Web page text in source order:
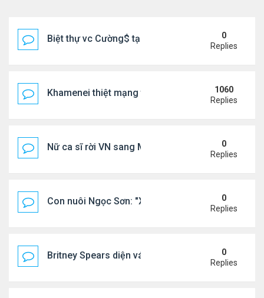
Biệt thự vc Cường$ tại Lạng Sơn
0
Replies
Khamenei thiệt mạng trong cuộc tấn công phối
1060
Replies
Nữ ca sĩ rời VN sang Mỹ nói thẳng: "Tôi thấy
0
Replies
Con nuôi Ngọc Sơn: "Xã hội này cần những bài
0
Replies
Britney Spears diện váy xuyên thấu ra phố
0
Replies